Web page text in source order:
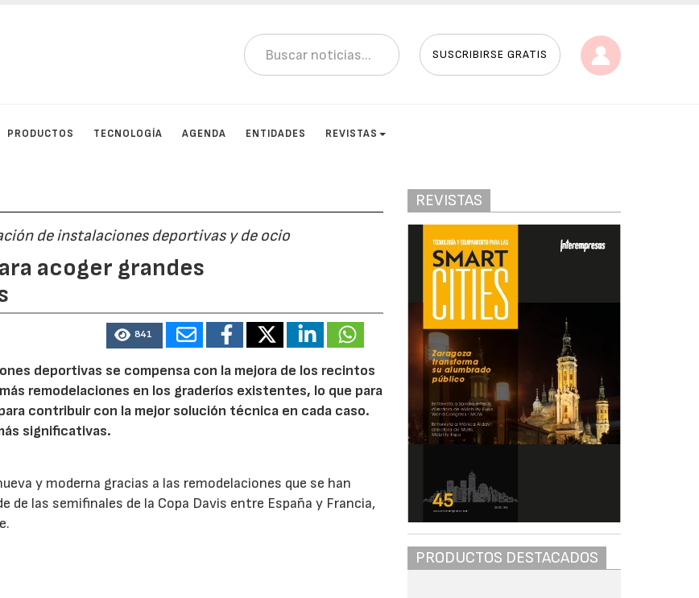
SUSCRIBIRSE GRATIS
PRODUCTOS TECNOLOGÍA AGENDA ENTIDADES REVISTAS
de instalaciones deportivas y de ocio
acoger grandes
841
deportivas se compensa con la mejora de los recintos
remodelaciones en los graderíos existentes, lo que para
contribuir con la mejor solución técnica en cada caso.
significativas.
y moderna gracias a las remodelaciones que se han
las semifinales de la Copa Davis entre España y Francia,
REVISTAS
PRODUCTOS DESTACADOS